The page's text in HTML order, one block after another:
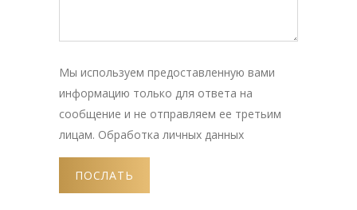
Мы используем предоставленную вами
информацию только для ответа на
сообщение и не отправляем ее третьим
лицам. Обработка личных данных